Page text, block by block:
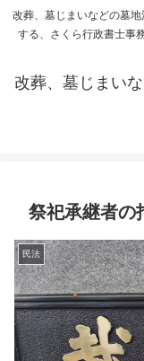
改葬、墓じまいなどの墓
する、さくら行政書士事
改葬、墓じまい
祭祀承継者の
民法